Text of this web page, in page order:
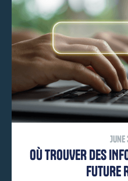
June
OÙ TROUVER DES
FUTURE